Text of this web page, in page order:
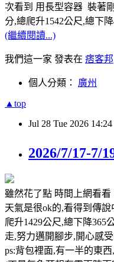
次看到 用長型容器 裝著
分,總爬升1542公尺,總下
(繼續閱讀...)
我們這一家 發表在 痞客邦
個人分類： 廣州
▲top
Jul 28 Tue 2026 14:24
2026/7/17-7/
雖然花了點 時間上網看
天氣是很ok的,看得到傳
爬升1429公尺,總下降
走,努力邁開腳步,開心感
ps:背包裡面,有一半的東